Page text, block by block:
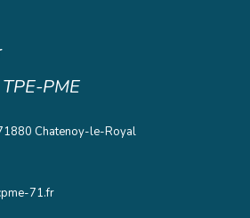
PME
Chatenoy-le-Royal
71.fr